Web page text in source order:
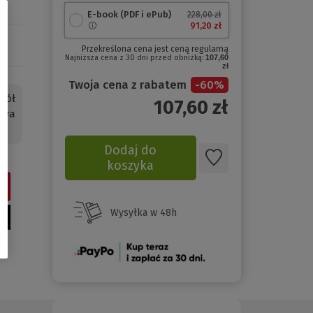
E-book (PDF i ePub) 228,00 zł
91,20 zł
Przekreślona cena jest ceną regularną
Najniższa cena z 30 dni przed obniżką: 107,60
zł
Twoja cena z rabatem -60%
107,60 zł
Dodaj do
koszyka
Wysyłka w 48h
(Nowe